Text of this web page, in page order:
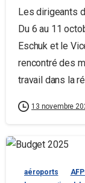
Les dirigeants
Du 6 au 11
Eschuk et le
rencontré des
travail dans la
13 novembre
aéroports